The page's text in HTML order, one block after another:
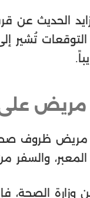
الحديث عن
التوقعات
نحو 20 ألف مريض
والسفر
الصحة،